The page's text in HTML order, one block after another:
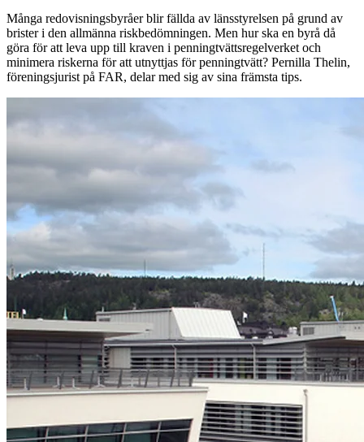
Många redovisningsbyråer blir fällda av länsstyrelsen på grund av
brister i den allmänna riskbedömningen. Men hur ska en byrå då
göra för att leva upp till kraven i penningtvättsregelverket och
minimera riskerna för att utnyttjas för penningtvätt? Pernilla Thelin,
föreningsjurist på FAR, delar med sig av sina främsta tips.